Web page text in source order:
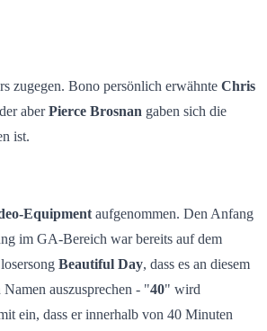
zugegen. Bono persönlich erwähnte Chris
aberPierce Brosnan gaben sich die
ist.
Equipment aufgenommen. Den Anfang
im GA-Bereich war bereits auf dem
Beautiful Day, dass es an diesem
auszusprechen - "40" wird
ein, dass er innerhalb von 40 Minuten